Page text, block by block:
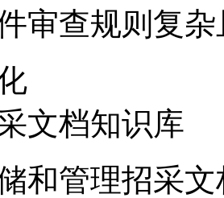
审查规则复
文档知识库
和管理招采文